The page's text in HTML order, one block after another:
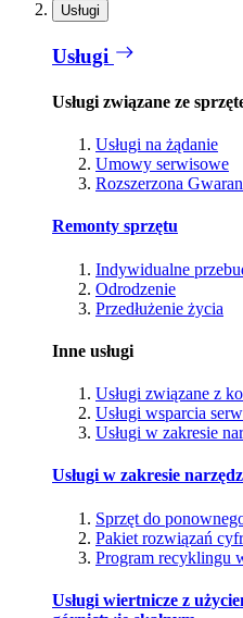
Usługi
Usługi
Usługi związane ze
Usługi na żądanie
Umowy serwisowe
Rozszerzona
Remonty sprzętu
Indywidualne
Odrodzenie
Przedłużenie życia
Inne usługi
Usługi związane z
Usługi wsparcia
Usługi w zakresie
Usługi w zakresie
Sprzęt do
Pakiet rozwiązań
Program recyklingu
Usługi wiertnicze z